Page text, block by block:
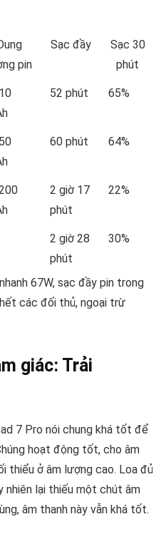
pin
Sạc đầy
Sạc 30
phút
52 phút 65%
60 phút 64%
2 giờ 17
phút
22%
2 giờ 28
phút
30%
67W, sạc đầy pin trong
các đối thủ, ngoại trừ
giác: Trải
7 Pro nói chung khá tốt để
hoạt động tốt, cho âm
thiểu ở âm lượng cao. Loa đủ
nhiên lại thiếu một chút âm
âm thanh này vẫn khá tốt.